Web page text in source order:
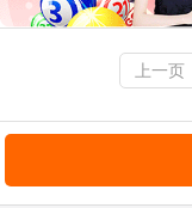
上一页